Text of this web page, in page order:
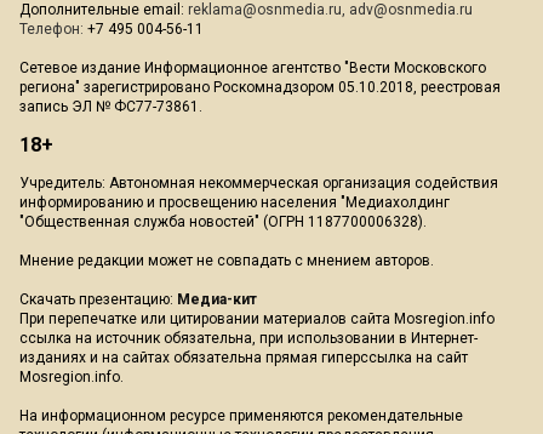
Дополнительные email: reklama@osnmedia.ru, adv@osnmedia.ru
Телефон: +7 495 004-56-11
Сетевое издание Информационное агентство "Вести Московского
региона" зарегистрировано Роскомнадзором 05.10.2018, реестровая
запись ЭЛ № ФС77-73861.
18+
Учредитель: Автономная некоммерческая организация содействия
информированию и просвещению населения "Медиахолдинг
"Общественная служба новостей" (ОГРН 1187700006328).
Мнение редакции может не совпадать с мнением авторов.
Скачать презентацию: Медиа-кит
При перепечатке или цитировании материалов сайта Mosregion.info
ссылка на источник обязательна, при использовании в Интернет-
изданиях и на сайтах обязательна прямая гиперссылка на сайт
Mosregion.info.
На информационном ресурсе применяются рекомендательные